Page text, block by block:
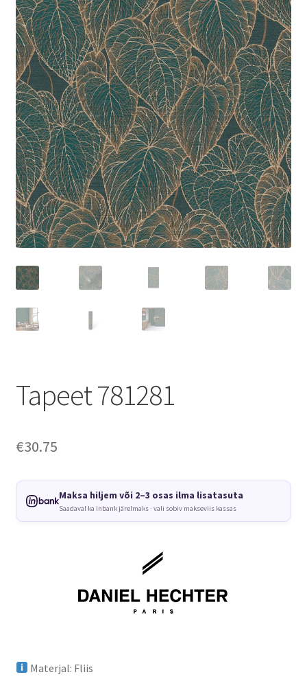
Tapeet 781281
€30.75
Maksa hiljem või 2–3 osas ilma lisatasuta
Saadaval ka Inbank järelmaks · vali sobiv makseviis kassas
Materjal: Fliis